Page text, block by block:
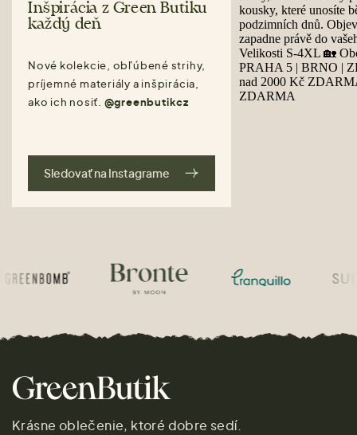
Inšpirácia z Green Butiku
každý deň
Nové kolekcie, obľúbené strihy,
príjemné materiály a inšpirácia,
ako ich nosiť. @greenbutikcz
Sledovať na Instagrame
Krásne oblečenie, ktoré dobre sedí.